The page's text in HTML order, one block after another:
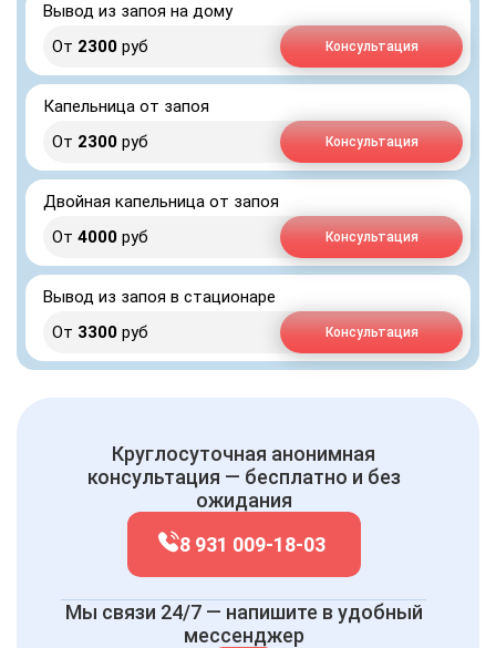
Вывод из запоя на дому
От 2300 руб Консультация
Капельница от запоя
От 2300 руб Консультация
Двойная капельница от запоя
От 4000 руб Консультация
Вывод из запоя в стационаре
От 3300 руб Консультация
Круглосуточная анонимная
консультация — бесплатно и без
ожидания
8 931 009-18-03
Мы связи 24/7 — напишите в удобный
мессенджер